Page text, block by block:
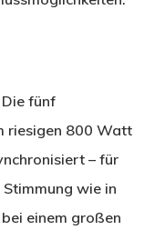
fünf
riesigen 800 Watt
– für
wie in
einem großen